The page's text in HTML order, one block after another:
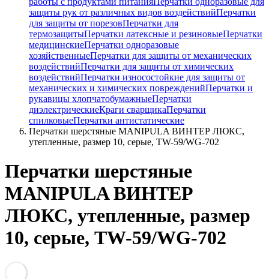
защиты рук от различных видов воздействийПерчатки
для защиты от порезовПерчатки для
термозащитыПерчатки латексные и резиновыеПерчатки
медицинскиеПерчатки одноразовые
хозяйственныеПерчатки для защиты от механических
воздействийПерчатки для защиты от химических
воздействийПерчатки износостойкие для защиты от
механических и химических поврежденийПерчатки и
рукавицы хлопчатобумажныеПерчатки
диэлектрическиеКраги сварщикаПерчатки
спилковыеПерчатки антистатические
Перчатки шерстяные MANIPULA ВИНТЕР ЛЮКС,
утепленные, размер 10, серые, TW-59/WG-702
Перчатки шерстяные
MANIPULA ВИНТЕР
ЛЮКС, утепленные, размер
10, серые, TW-59/WG-702